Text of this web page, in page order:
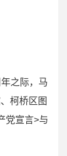
之际，马
柯桥区图
党宣言>与